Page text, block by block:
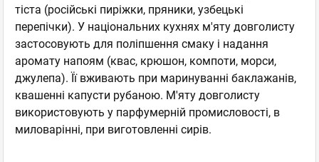
тіста (російські пиріжки, пряники, узбецькі
перепічки). У національних кухнях м'яту довголисту
застосовують для поліпшення смаку і надання
аромату напоям (квас, крюшон, компоти, морси,
джулепа). Її вживають при маринуванні баклажанів,
квашенні капусти рубаною. М'яту довголисту
використовують у парфумерній промисловості, в
миловарінні, при виготовленні сирів.